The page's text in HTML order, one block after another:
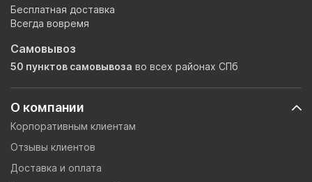
О компании
Корпоративным клиентам
Отзывы клиентов
Доставка и оплата
Бесплатная доставка
Всегда вовремя
Самовывоз
50 пунктов самовывоза во всех районах СПб